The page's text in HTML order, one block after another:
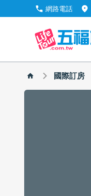
call 網路電話 location_on
國際訂房